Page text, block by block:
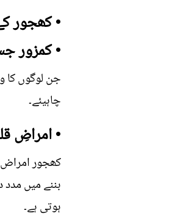
• کھجور
• کمزور
جن لوگوں کا
چاہیئے۔
• امراضِ
کھجور
بننے میں
ہوتی ہے۔